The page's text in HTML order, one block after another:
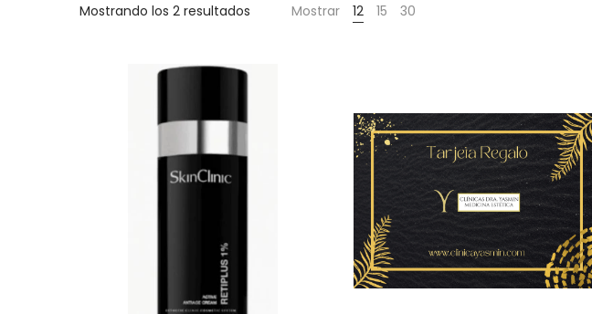
Mostrando los 2 resultados OrdenadoMostrar 12 15 30